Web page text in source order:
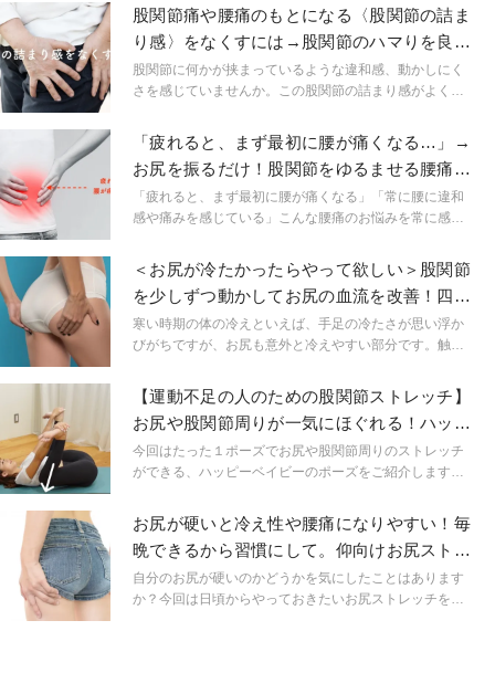
股関節痛や腰痛のもとになる〈股関節の詰ま
り感〉をなくすには→股関節のハマりを良く
するお尻エクサ
股関節に何かが挟まっているような違和感、動かしにく
さを感じていませんか。この股関節の詰まり感がよく起
ん。これは股関節を動かし支えるための、「お尻・内も
も・もも裏・下腹」などの筋肉をうまく使えていないこ
とが原因の一つになっています。そこで今日は股関節の
ハマりを良くするためのお尻のエクササイズをご紹介し
ます。股関節の詰まり感を無くし、快適な状態に股関節
「疲れると、まず最初に腰が痛くなる…」→
お尻を振るだけ！股関節をゆるませる腰痛解
消ストレッチ
「疲れると、まず最初に腰が痛くなる」「常に腰に違和
感や痛みを感じている」こんな腰痛のお悩みを常に感じ
ッサージしたいと腰にアプローチをしたくなります。そ
れは間違いではありませんが、実は股関節が硬くなって
いたり、もも裏が硬くなっていることで腰痛が引き起こ
されていることも大いにあります。今日は腰痛に日頃か
らお悩みの方に試していただきたい股関節を緩ませるス
＜お尻が冷たかったらやって欲しい＞股関節
を少しずつ動かしてお尻の血流を改善！四つ
這いストレッチ
寒い時期の体の冷えといえば、手足の冷たさが思い浮か
びがちですが、お尻も意外と冷えやすい部分です。触っ
お尻の血行を促して冷えを解消していきましょう。
【運動不足の人のための股関節ストレッチ】
お尻や股関節周りが一気にほぐれる！ハッピ
ーベイビーポーズ
今回はたった１ポーズでお尻や股関節周りのストレッチ
ができる、ハッピーベイビーのポーズをご紹介します。
すめです。とても簡単なポーズなので、運動不足の人も
無理なく行えます。
お尻が硬いと冷え性や腰痛になりやすい！毎
晩できるから習慣にして。仰向けお尻ストレ
ッチ
自分のお尻が硬いのかどうかを気にしたことはあります
か？今回は日頃からやっておきたいお尻ストレッチをご